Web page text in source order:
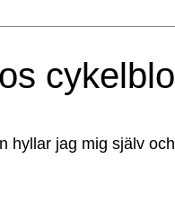
hyllar jag mig själv